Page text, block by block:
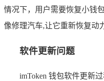
情况下，用户需要恢复小钱
像修理汽车,让它重新恢复动
软件更新问题
imToken 钱包软件更新